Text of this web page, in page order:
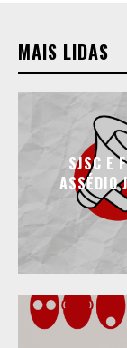
MAIS LIDAS
SJSC E
ASSÉDIO